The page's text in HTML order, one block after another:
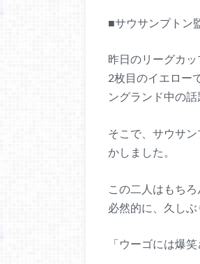
■サウサンプトン
昨日のリーグカ
2枚目のイエロー
ングランド中の話
そこで、サウサ
かしました。
この二人はもち
必然的に、久しぶ
「ウーゴには爆